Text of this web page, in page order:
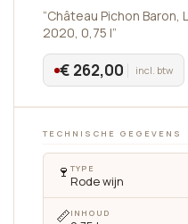
“Château Pichon Baron,
2020, 0,75 l”
€ 262,00 incl. btw
TECHNISCHE GEGEVENS
🍷 TYPE
Rode wijn
📏INHOUD